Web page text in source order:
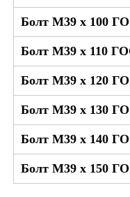
Болт М39 x 100
Болт М39 x 110
Болт М39 x 120
Болт М39 x 130
Болт М39 x 140
Болт М39 x 150